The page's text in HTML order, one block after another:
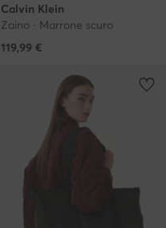
Calvin Klein
Zaino · Marrone scuro
119,99 €